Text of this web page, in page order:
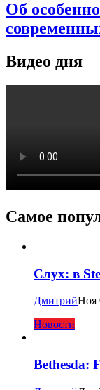
Об
Видео дня
Самое
Слух: в
ДмитрийНоя
Новости
Bethesda: